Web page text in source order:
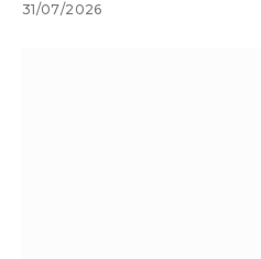
31/07/2026